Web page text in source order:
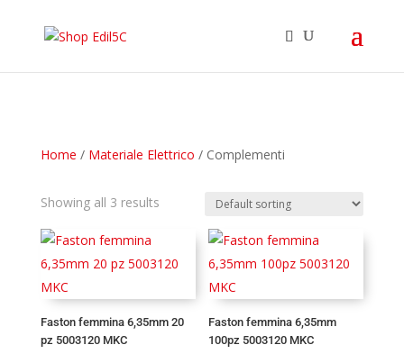
Home / Materiale Elettrico / Complementi
Showing all 3 results
Faston femmina 6,35mm 20
pz 5003120 MKC
Faston femmina 6,35mm
100pz 5003120 MKC